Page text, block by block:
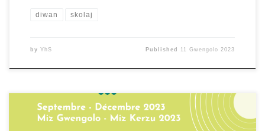
diwan skolaj
by YhS Published 11 Gwengolo 2023